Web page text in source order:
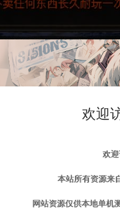
欢迎
欢
本站所有资源来
网站资源仅供本地单机